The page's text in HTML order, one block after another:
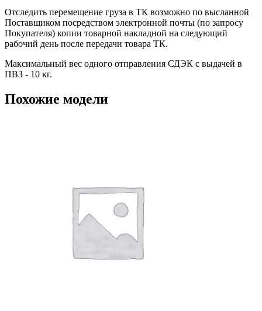
Отследить перемещение груза в ТК возможно по высланной
Поставщиком посредством электронной почты (по запросу
Покупателя) копии товарной накладной на следующий
рабочий день после передачи товара ТК.
Максимальный вес одного отправления СДЭК с выдачей в
ПВЗ - 10 кг.
Похожие модели